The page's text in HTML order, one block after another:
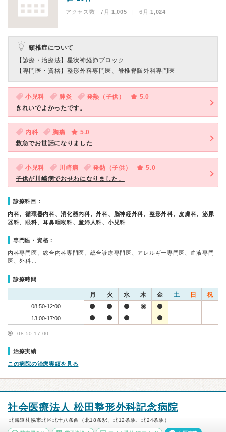
アクセス数 7月:1,005 | 6月:1,024
頸椎症について
【診療・治療法】 星状神経節ブロック
【専門医・資格】 整形外科専門医、脊椎脊髄外科専門医
小児科 肺炎 発熱（子供）
5.0
きれいでよかったです。
内科 胸痛
5.0
救急でお世話になりました
小児科 川崎病 発熱（子供）
5.0
子供が川崎病でおせわになりました。
診療科目：
内科、循環器内科、消化器内科、外科、脳神経外科、整形外科、皮膚科、泌尿
器科、眼科、耳鼻咽喉科、産婦人科、小児科
専門医・資格：
内科専門医、総合内科専門医、総合診療専門医、アレルギー専門医、血液専門
医、外科…
診療時間
月 火 水 木 金 土 日 祝
08:50-12:00
13:00-17:00
08:50-17:00
治療実績
この病院の治療実績を見る
社会医療法人 松田整形外科記念病院
北海道札幌市北区北十八条西（北18条駅、北12条駅、北24条駅）